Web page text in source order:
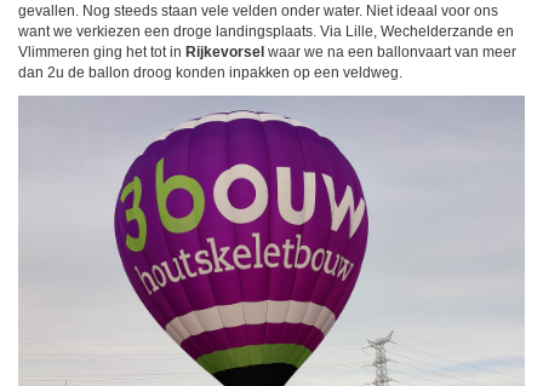
gevallen. Nog steeds staan vele velden onder water. Niet ideaal voor ons
want we verkiezen een droge landingsplaats. Via Lille, Wechelderzande en
Vlimmeren ging het tot in Rijkevorsel waar we na een ballonvaart van meer
dan 2u de ballon droog konden inpakken op een veldweg.